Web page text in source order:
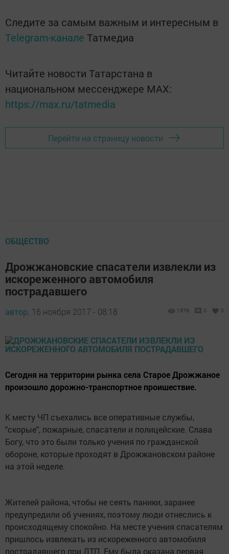
Следите за самым важным и интересным в
Telegram-канале Татмедиа
Читайте новости Татарстана в
национальном мессенджере MАХ:
https://max.ru/tatmedia
Перейти на страницу новости
ОБЩЕСТВО
Дрожжановские спасатели извлекли из
искореженного автомобиля
пострадавшего
автор, 16 ноября 2017 - 08:18 1379 0 0
Сегодня на территории рынка села Старое Дрожжаное
произошло дорожно-транспортное проишествие.
К месту ЧП съехались все оперативные службы,
"скорые", пожарные, спасатели и полицейские. Слава
Богу, что это были только учения по гражданской
обороне, которые проходят в Дрожжановском районе
на этой неделе.
Жителей района, чтобы не сеять паники, заранее
предупредили об учениях, поэтому люди отнеслись к
происходящему спокойно. На месте учения спасателям
пришлось извлекать из искореженного автомобиля
пострадавшего при ДТП. Ему была оказана первая